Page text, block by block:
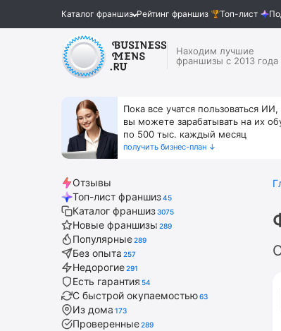
Каталог франшиз Рейтинг франшиз Топ-лист
Находим лучшие
франшизы с 2013 года
Пока все учатся пользоваться ИИ,
вы можете зарабатывать на их
по 500 тыс. каждый месяц
получить бизнес-план ↓
Отзывы
Топ-лист франшиз45
Каталог франшиз3075
Новые франшизы 289
Популярные289
Без опыта 257
Недорогие291
Есть гарантия 54
С быстрой окупаемостью63
Из дома 173
Проверенные289